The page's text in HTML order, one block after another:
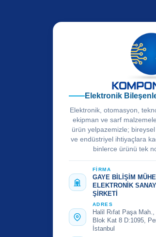
Elektronik
Elektronik, otomasyon,
ekipman ve sarf
ürün yelpazemizle;
ve endüstriyel ihtiyaçlara
binlerce ürünü tek
FİRMA
GAYE BİLİŞİM
ELEKTRONİK
ŞİRKETİ
ADRES
Halil Rıfat Paşa
Blok Kat 8 D:1095,
İstanbul